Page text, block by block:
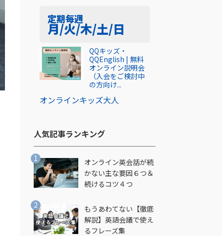
定期毎週
月/火/木/土/日
オンラインキッズ大人
QQキッズ・
QQEnglish | 無料
オンライン説明会
（入会をご検討中
の方向け...
人気記事ランキング​
オンライン英会話が続
かない主な要因６つ＆
続けるコツ４つ
もうあわてない【徹底
解説】英語会議で使え
るフレーズ集